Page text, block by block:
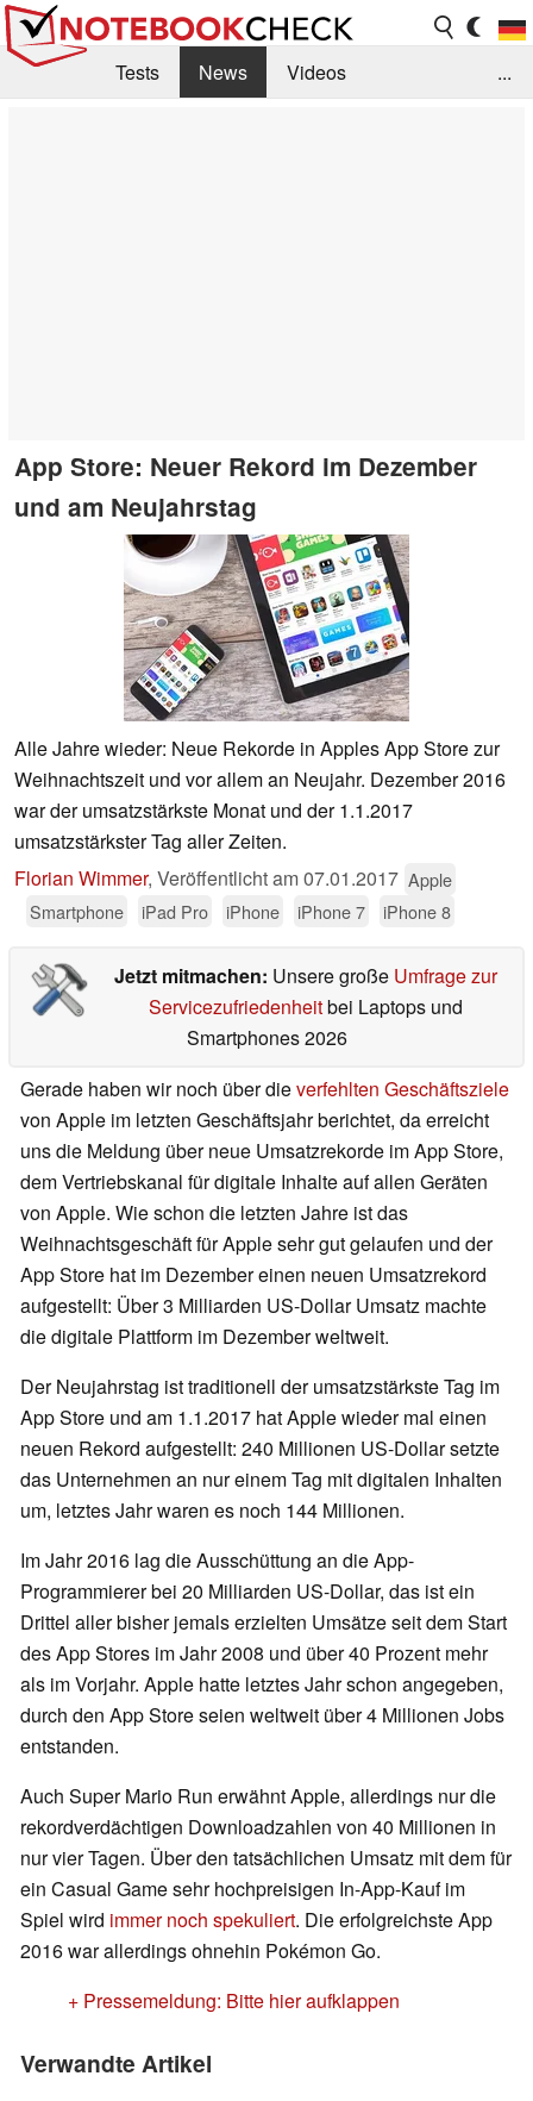
Tests News
Videos
...
App Store: Neuer Rekord im Dezember
und am Neujahrstag
Alle Jahre wieder: Neue Rekorde in Apples App Store zur
Weihnachtszeit und vor allem an Neujahr. Dezember 2016
war der umsatzstärkste Monat und der 1.1.2017
umsatzstärkster Tag aller Zeiten.
Florian Wimmer, Veröffentlicht am07.01.2017 Apple
Smartphone
iPad Pro iPhone iPhone 7 iPhone 8
Jetzt mitmachen: Unsere große Umfrage zur
Servicezufriedenheitbei Laptops und
Smartphones 2026
Gerade haben wir noch über dieverfehlten Geschäftsziele
von Apple im letzten Geschäftsjahr berichtet, da erreicht
uns die Meldung über neue Umsatzrekorde im App Store,
dem Vertriebskanal für digitale Inhalte auf allen Geräten
von Apple. Wie schon die letzten Jahre ist das
Weihnachtsgeschäft für Apple sehr gut gelaufen und der
App Store hat im Dezember einen neuen Umsatzrekord
aufgestellt: Über 3 Milliarden US-Dollar Umsatz machte
die digitale Plattform im Dezember weltweit.
Der Neujahrstag ist traditionell der umsatzstärkste Tag im
App Store und am 1.1.2017 hat Apple wieder mal einen
neuen Rekord aufgestellt: 240 Millionen US-Dollar setzte
das Unternehmen an nur einem Tag mit digitalen Inhalten
um, letztes Jahr waren es noch 144 Millionen.
Im Jahr 2016 lag die Ausschüttung an die App-
Programmierer bei 20 Milliarden US-Dollar, das ist ein
Drittel aller bisher jemals erzielten Umsätze seit dem Start
des App Stores im Jahr 2008 und über 40 Prozent mehr
als im Vorjahr. Apple hatte letztes Jahr schon angegeben,
durch den App Store seien weltweit über 4 Millionen Jobs
entstanden.
Auch Super Mario Run erwähnt Apple, allerdings nur die
rekordverdächtigen Downloadzahlen von 40 Millionen in
nur vier Tagen. Über den tatsächlichen Umsatz mit dem für
ein Casual Game sehr hochpreisigen In-App-Kauf im
Spiel wird immer noch spekuliert. Die erfolgreichste App
2016 war allerdings ohnehin Pokémon Go.
+ Pressemeldung: Bitte hier aufklappen
Verwandte Artikel